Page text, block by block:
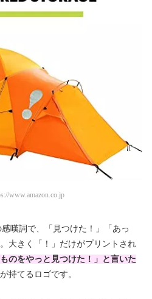
www.amazon.co.jp
感嘆詞で、「見つけた！」「あっ
大きく「！」だけがプリントされ
ものをやっと見つけた！」と言いた
持てるロゴです。